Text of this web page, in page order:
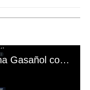
El mal momento de Yanina Gasañol con un hincha argentino en "Subrayado"